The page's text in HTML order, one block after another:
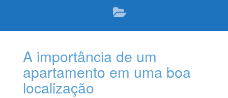
A importância de um
apartamento em uma boa
localização